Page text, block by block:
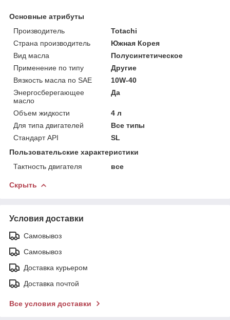
Основные атрибуты
Производитель
Totachi
Страна производитель
Южная Корея
Вид масла
Полусинтетическое
Применение по типу
Другие
Вязкость масла по SAE
10W-40
Энергосберегающее
масло
Да
Объем жидкости
4 л
Для типа двигателей
Все типы
Стандарт API
SL
Пользовательские характеристики
Тактность двигателя
все
Скрыть
Условия доставки
Самовывоз
Самовывоз
Доставка курьером
Доставка почтой
Все условия доставки